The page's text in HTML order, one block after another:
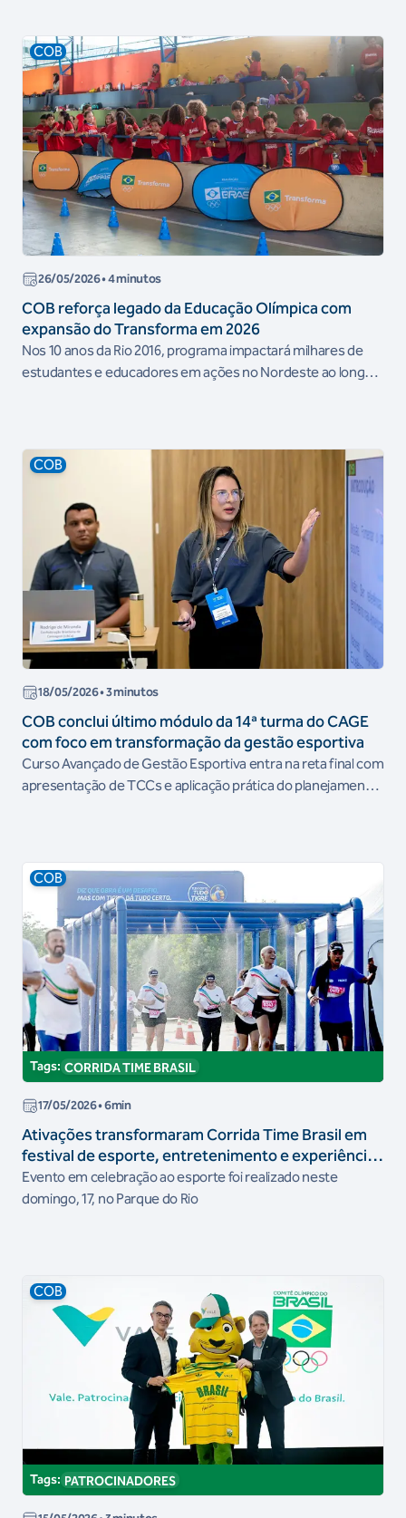
COB
26/05/2026• 4 minutos
COB reforça legado da Educação Olímpica com
expansão do Transforma em 2026
Nos 10 anos da Rio 2016, programa impactará milhares de
estudantes e educadores em ações no Nordeste ao longo
COB
18/05/2026• 3 minutos
COB conclui último módulo da 14ª turma do CAGE
com foco em transformação da gestão esportiva
Curso Avançado de Gestão Esportiva entra na reta final com
apresentação de TCCs e aplicação prática do planejamento
COB
Tags: CORRIDA TIME BRASIL
17/05/2026• 6min
Ativações transformaram Corrida Time Brasil em
festival de esporte, entretenimento e experiências
no Parque Olímpico
Evento em celebração ao esporte foi realizado neste
domingo, 17, no Parque do Rio
COB
Tags: PATROCINADORES